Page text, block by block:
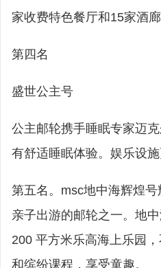
家收费特色餐厅和15家酒
第四名
盛世公主号
公主邮轮携手睡眠专家迈
有舒适睡眠体验。娱乐设施
第五名。msc地中海辉煌
亲子出游的邮轮之一。地
200 平方米乐高海上乐园
和缤纷课程，享受童趣。